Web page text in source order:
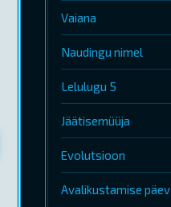
Vaiana
Naudingu nimel
Lelulugu 5
Jäätisemüüja
Evolutsioon
Avalikustamise päev